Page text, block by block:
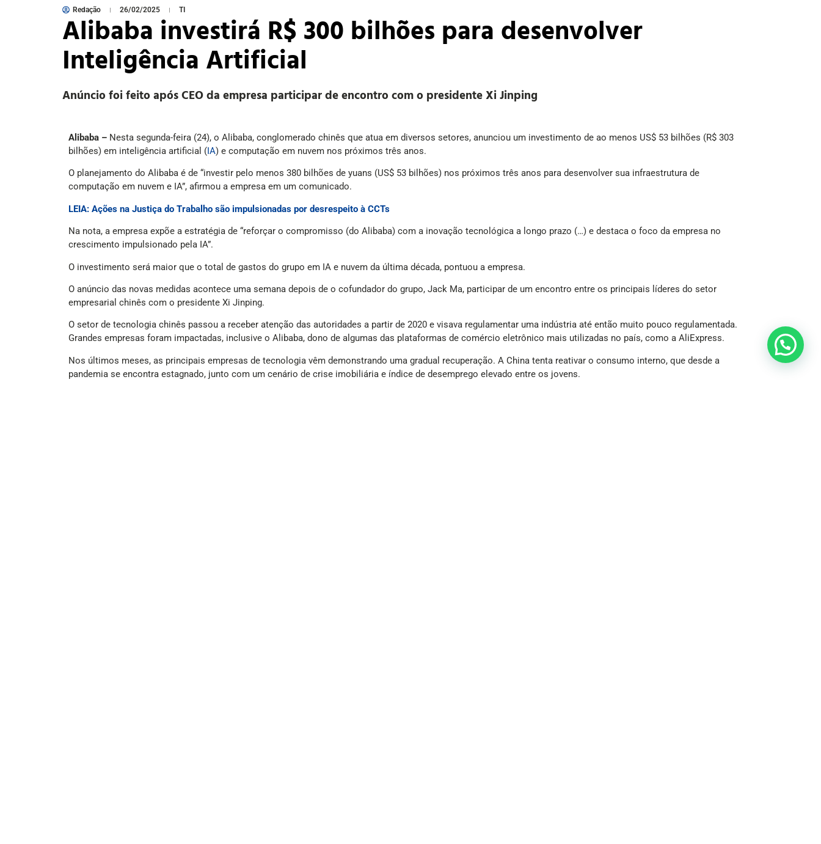
Redação 26/02/2025 TI
Alibaba investirá R$ 300 bilhões para desenvolver
Inteligência Artificial
Anúncio foi feito após CEO da empresa participar de encontro com o presidente Xi Jinping
Alibaba – Nesta segunda-feira (24), o Alibaba, conglomerado chinês que atua em diversos setores, anunciou um investimento de ao menos US$ 53 bilhões (R$ 303
bilhões) em inteligência artificial (IA) e computação em nuvem nos próximos três anos.
O planejamento do Alibaba é de “investir pelo menos 380 bilhões de yuans (US$ 53 bilhões) nos próximos três anos para desenvolver sua infraestrutura de
computação em nuvem e IA”, afirmou a empresa em um comunicado.
LEIA: Ações na Justiça do Trabalho são impulsionadas por desrespeito à CCTs
Na nota, a empresa expõe a estratégia de “reforçar o compromisso (do Alibaba) com a inovação tecnológica a longo prazo (…) e destaca o foco da empresa no
crescimento impulsionado pela IA”.
O investimento será maior que o total de gastos do grupo em IA e nuvem da última década, pontuou a empresa.
O anúncio das novas medidas acontece uma semana depois de o cofundador do grupo, Jack Ma, participar de um encontro entre os principais líderes do setor
empresarial chinês com o presidente Xi Jinping.
O setor de tecnologia chinês passou a receber atenção das autoridades a partir de 2020 e visava regulamentar uma indústria até então muito pouco regulamentada.
Grandes empresas foram impactadas, inclusive o Alibaba, dono de algumas das plataformas de comércio eletrônico mais utilizadas no país, como a AliExpress.
Nos últimos meses, as principais empresas de tecnologia vêm demonstrando uma gradual recuperação. A China tenta reativar o consumo interno, que desde a
pandemia se encontra estagnado, junto com um cenário de crise imobiliária e índice de desemprego elevado entre os jovens.